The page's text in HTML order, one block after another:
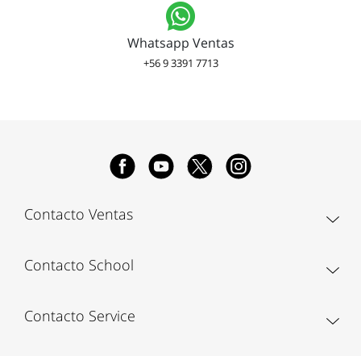
Whatsapp Ventas
+56 9 3391 7713
Contacto Ventas
Contacto School
Contacto Service